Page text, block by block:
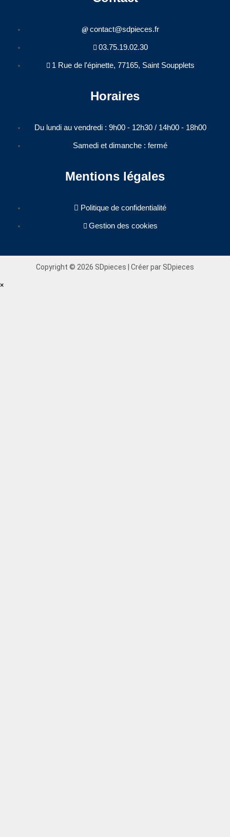
contact@sdpieces.fr
03.75.19.02.30
1 Rue de l'épinette, 77165, Saint Soupplets
Horaires
Du lundi au vendredi : 9h00 - 12h30 / 14h00 - 18h00​
Samedi et dimanche : fermé
Mentions légales
Politique de confidentialité
Gestion des cookies
Copyright © 2026 SDpieces | Créer par SDpieces
×